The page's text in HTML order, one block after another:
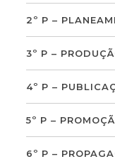
2º P –
3º P –
4º P –
5º P –
6º P –